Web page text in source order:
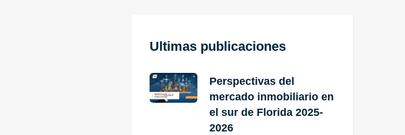
Ultimas publicaciones
Perspectivas del
mercado inmobiliario en
el sur de Florida 2025-
2026